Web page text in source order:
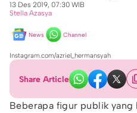
13 Des 2019, 07:30 WIB
Stella Azasya
News Channel
Instagram.com/azriel_hermansyah
Share Article
Beberapa figur publik yang